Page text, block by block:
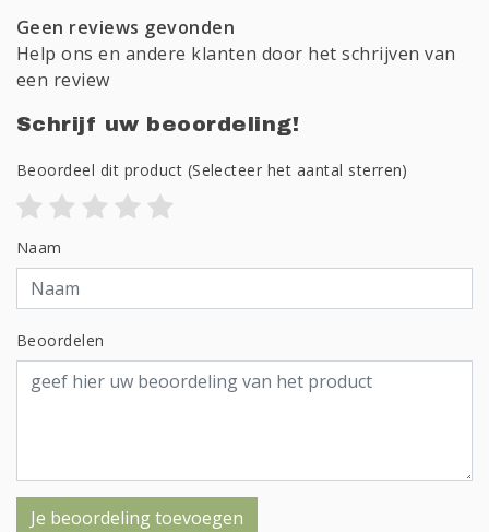
Geen reviews gevonden
Help ons en andere klanten door het schrijven van
een review
Schrijf uw beoordeling!
Beoordeel dit product (Selecteer het aantal sterren)
Naam
Beoordelen
Je beoordeling toevoegen